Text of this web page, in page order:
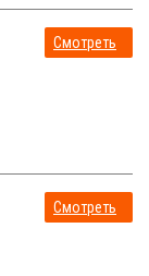
Смотреть
стоимость
Смотреть
стоимость